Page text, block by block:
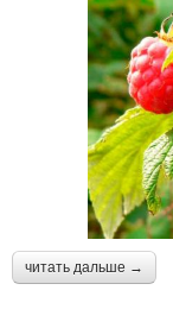
читать дальше →